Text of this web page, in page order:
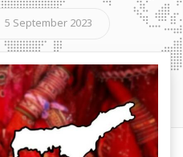
5 September 2023